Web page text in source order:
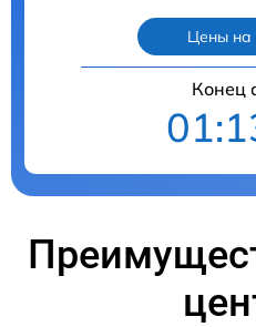
Цены на
Конец